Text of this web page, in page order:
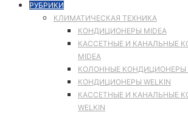
РУБРИКИ
КЛИМАТИЧЕСКАЯ ТЕХНИКА
КОНДИЦИОНЕРЫ MIDEA
КАССЕТНЫЕ И КАНАЛЬНЫЕ
MIDEA
КОЛОННЫЕ КОНДИЦИОНЕРЫ
КОНДИЦИОНЕРЫ WELKIN
КАССЕТНЫЕ И КАНАЛЬНЫЕ
WELKIN